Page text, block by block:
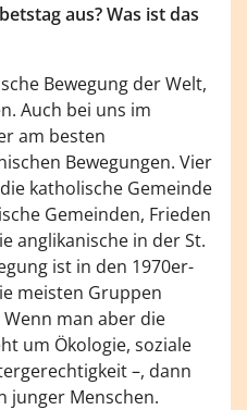
aus? Was ist das
Bewegung der Welt,
Auch bei uns im
am besten
Bewegungen. Vier
katholische Gemeinde
Gemeinden, Frieden
anglikanische in der St.
ist in den 1970er-
meisten Gruppen
man aber die
um Ökologie, soziale
–, dann
junger Menschen.